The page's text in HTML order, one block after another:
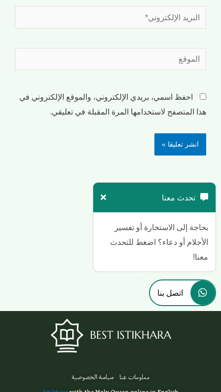
احفظ اسمي، بريدي الإلكتروني، والموقع الإلكتروني في
هذا المتصفح لاستخدامها المرة المقبلة في تعليقي.
تحدث معنا
بحاجة إلى الاستخارة أو تفسير
الأحلام أو دعاء؟ اضغط للتحدث
معنا!
اتصل بنا
معلومات عنا سياسة الخصوصية